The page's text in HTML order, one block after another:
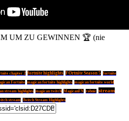
UM ZU GEWINNEN 🏆 (nie
chapter 2 fortnite highlights FOrtnite Season 5 fortnite
Fortnite magican fortnite highlights magican fortnite world
stream highlights magican twitch MagicanFN robnic stream
stream Twitch Stream Highlights